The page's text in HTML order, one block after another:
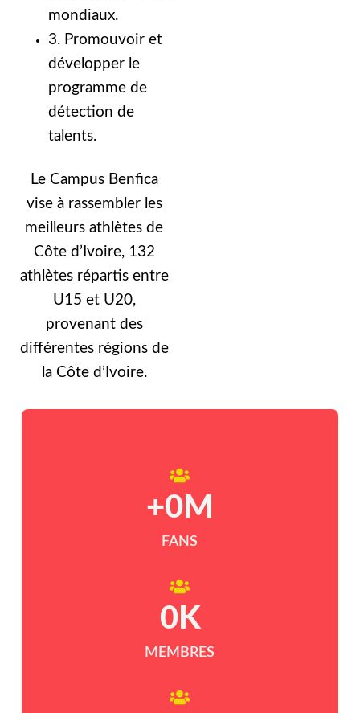
mondiaux.
3. Promouvoir et
développer le
programme de
détection de
talents.
Le Campus Benfica
vise à rassembler les
meilleurs athlètes de
Côte d’Ivoire, 132
athlètes répartis entre
U15 et U20,
provenant des
différentes régions de
la Côte d’Ivoire.
FANS
+0 M
MEMBRES
0K